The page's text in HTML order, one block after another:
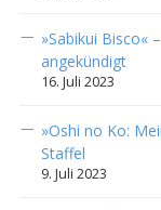
»Sabikui Bisco«
angekündigt
16. Juli 2023
»Oshi no Ko:
Staffel
9. Juli 2023